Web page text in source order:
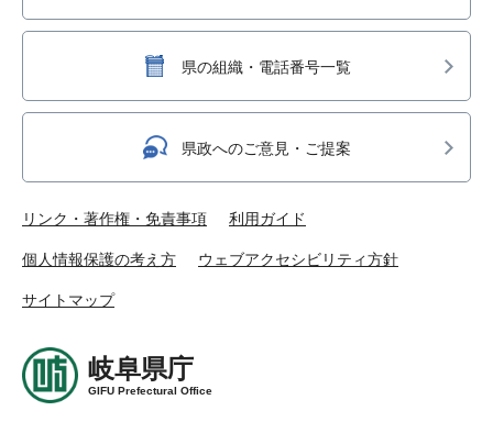
県の組織・電話番号一覧
県政へのご意見・ご提案
リンク・著作権・免責事項 利用ガイド
個人情報保護の考え方 ウェブアクセシビリティ方針
サイトマップ
岐阜県庁
GIFU Prefectural Office